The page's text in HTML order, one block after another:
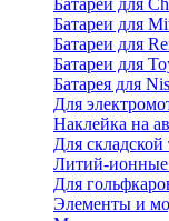
Батареи для
Батареи для
Батареи для
Батареи для
Батарея для
Для
Наклейка на
Для складской
Литий-ионные
Для
Элементы и